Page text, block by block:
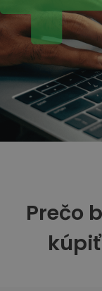
Prečo